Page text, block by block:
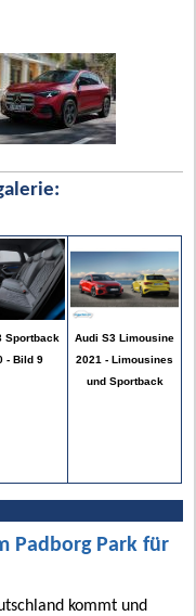
Sportback
- Bild 9
Audi S3 Limousine
2021 - Limousines
und Sportback
Padborg Park für
kommt und